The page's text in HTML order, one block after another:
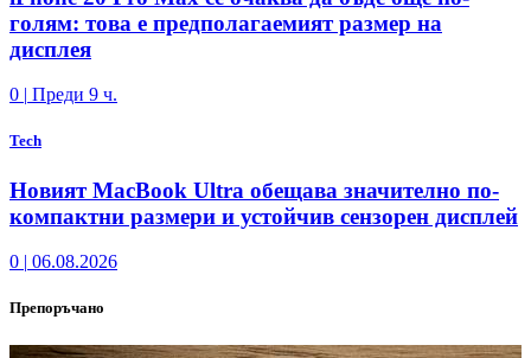
голям: това е предполагаемият размер на
дисплея
0 | Преди 9 ч.
Tech
Новият MacBook Ultra обещава значително по-
компактни размери и устойчив сензорен дисплей
0 | 06.08.2026
Препоръчано